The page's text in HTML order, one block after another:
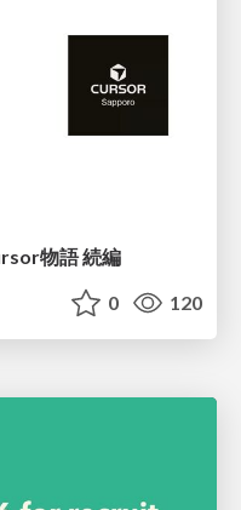
物語 続編
0 120